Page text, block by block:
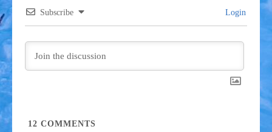
Subscribe Login
12 COMMENTS